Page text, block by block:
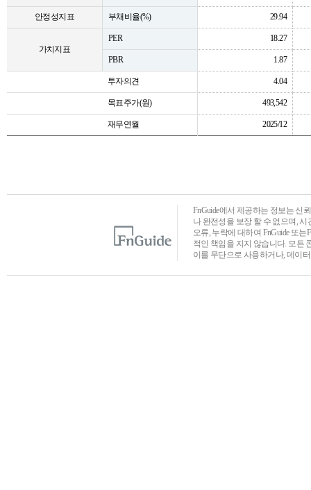
FnGuide에서 제공하는 정보는 신
나 완전성을 보장 할 수 없으며,
오류, 누락에 대하여 FnGuide 또
적인 책임을 지지 않습니다. 모든
이를 무단으로 사용하거나, 데이